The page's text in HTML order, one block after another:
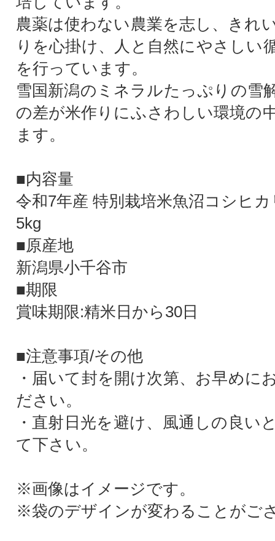
農薬は使わない農業を志し、きれ
りを心掛け、人と自然にやさしい
を行っています。
雪国新潟のミネラルたっぷりの雪
の差が米作りにふさわしい環境の
ます。
■内容量
令和7年産 特別栽培米魚沼コシヒ
5kg
■原産地
新潟県小千谷市
■期限
賞味期限:精米日から30日
■注意事項/その他
・届いて封を開け次第、お早めに
ださい。
・直射日光を避け、風通しの良い
て下さい。
※画像はイメージです。
※袋のデザインが変わることがご